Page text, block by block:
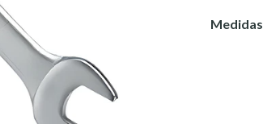
Medidas